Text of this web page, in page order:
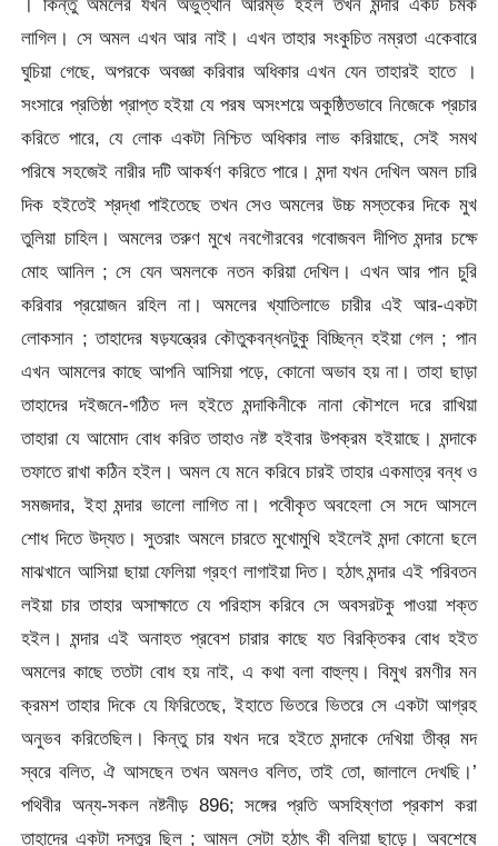
লাগিল। সে অমল এখন আর নাই। এখন তাহার সংকুচিত নম্রতা একেবারে
ঘুচিয়া গেছে, অপরকে অবজ্ঞা করিবার অধিকার এখন যেন তাহারই হাতে ।
সংসারে প্রতিষ্ঠা প্রাপ্ত হইয়া যে পরষ অসংশয়ে অকুষ্ঠিতভাবে নিজেকে প্রচার
করিতে পারে, যে লোক একটা নিশ্চিত অধিকার লাভ করিয়াছে, সেই সমথ
পরিষে সহজেই নারীর দটি আকর্ষণ করিতে পারে। মন্দা যখন দেখিল অমল চারি
দিক হইতেই শ্রদ্ধা পাইতেছে তখন সেও অমলের উচ্চ মস্তকের দিকে মুখ
তুলিয়া চাহিল। অমলের তরুণ মুখে নবগৌরবের গবোজবল দীপিত মন্দার চক্ষে
মোহ আনিল ; সে যেন অমলকে নতন করিয়া দেখিল। এখন আর পান চুরি
করিবার প্রয়োজন রহিল না। অমলের খ্যাতিলাভে চারীর এই আর-একটা
লোকসান ; তাহাদের ষড়যন্ত্রের কৌতুকবন্ধনটুকু বিচ্ছিন্ন হইয়া গেল ; পান
এখন আমলের কাছে আপনি আসিয়া পড়ে, কোনো অভাব হয় না। তাহা ছাড়া
তাহাদের দইজনে-গঠিত দল হইতে মন্দাকিনীকে নানা কৌশলে দরে রাখিয়া
তাহারা যে আমোদ বোধ করিত তাহাও নষ্ট হইবার উপক্রম হইয়াছে। মন্দাকে
তফাতে রাখা কঠিন হইল। অমল যে মনে করিবে চারই তাহার একমাত্র বন্ধ ও
সমজদার, ইহা মন্দার ভালো লাগিত না। পবেীকৃত অবহেলা সে সদে আসলে
শোধ দিতে উদ্যত। সুতরাং অমলে চারতে মুখোমুখি হইলেই মন্দা কোনো ছলে
মাঝখানে আসিয়া ছায়া ফেলিয়া গ্রহণ লাগাইয়া দিত। হঠাৎ মন্দার এই পরিবতন
লইয়া চার তাহার অসাক্ষাতে যে পরিহাস করিবে সে অবসরটকু পাওয়া শক্ত
হইল। মন্দার এই অনাহত প্রবেশ চারার কাছে যত বিরক্তিকর বোধ হইত
অমলের কাছে ততটা বোধ হয় নাই, এ কথা বলা বাহুল্য। বিমুখ রমণীর মন
ক্রমশ তাহার দিকে যে ফিরিতেছে, ইহাতে ভিতরে ভিতরে সে একটা আগ্রহ
অনুভব করিতেছিল। কিন্তু চার যখন দরে হইতে মন্দাকে দেখিয়া তীব্র মদ
স্বরে বলিত, ঐ আসছেন তখন অমলও বলিত, তাই তো, জালালে দেখছি।’
পথিবীর অন্য-সকলনষ্টনীড় 896; সঙ্গের প্রতি অসহিষ্ণতা প্রকাশ করা
তাহাদের একটা দস্তুর ছিল ; আমল সেটা হঠাৎ কী বলিয়া ছাড়ে। অবশেষে